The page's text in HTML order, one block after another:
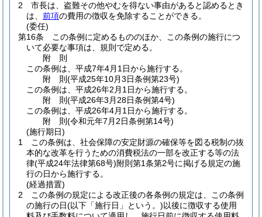
2
市長は、盗難その他やむを得ない事由があると認めるとき
は、 前項の費用の徴収を免除することができる。
(委任)
第16条
この条例に定めるもののほか、この条例の施行につ
いて必要な事項は、規則で定める。
附 則
この条例は、平成7年4月1日から施行する。
附 則(平成25年10月3日条例第23号)
この条例は、平成26年2月1日から施行する。
附 則(平成26年3月28日条例第4号)
この条例は、平成26年4月1日から施行する。
附 則(令和元年7月2日条例第14号)
(施行期日)
1
この条例は、社会保障の安定財源の確保等を図る税制の抜
本的な改革を行うための消費税法の一部を改正する等の法
律(平成24年法律第68号)附則第1条第2号に掲げる規定の施
行の日から施行する。
(経過措置)
2
この条例の規定による改正後の各条例の規定は、この条例
の施行の日(以下「施行日」という。)以後に徴収する使用